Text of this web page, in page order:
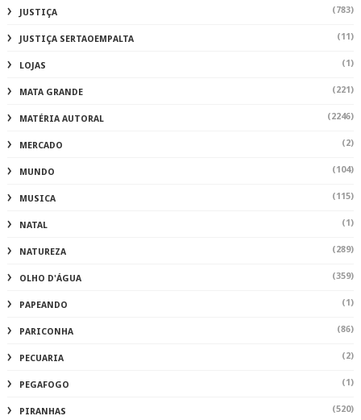
JUSTIÇA (783)
JUSTIÇA SERTAOEMPALTA (11)
LOJAS (1)
MATA GRANDE (221)
MATÉRIA AUTORAL (2246)
MERCADO (2)
MUNDO (104)
MUSICA (115)
NATAL (1)
NATUREZA (289)
OLHO D'ÁGUA (359)
PAPEANDO (1)
PARICONHA (86)
PECUARIA (2)
PEGAFOGO (1)
PIRANHAS (520)